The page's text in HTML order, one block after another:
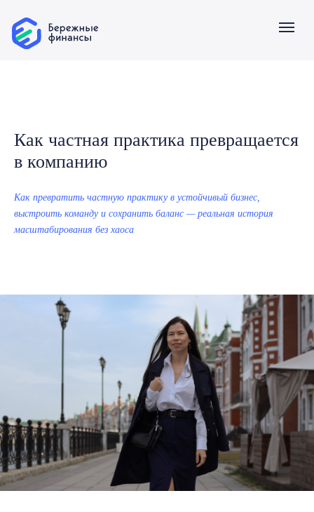
О компании Услуги
Как частная практика превращается
в компанию
Как превратить частную практику в устойчивый бизнес,
выстроить команду и сохранить баланс — реальная история
масштабирования без хаоса